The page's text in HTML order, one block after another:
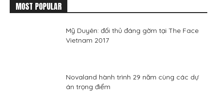
MOST POPULAR
Mỹ Duyên: đối thủ đáng gờm tại The Face
Vietnam 2017
Novaland hành trình 29 năm cùng các dự
án trọng điểm